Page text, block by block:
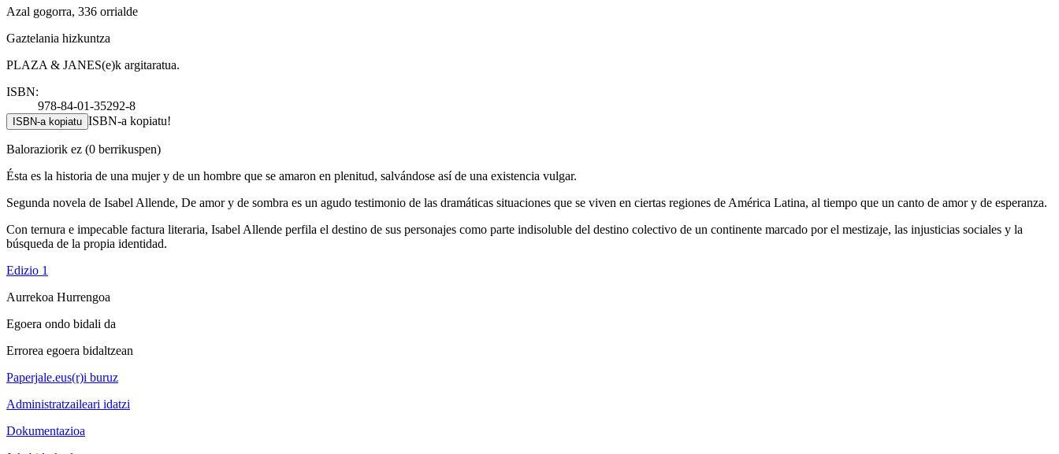
Azal gogorra, 336 orrialde
Gaztelania hizkuntza
PLAZA & JANES(e)k argitaratua.
ISBN:
978-84-01-35292-8
ISBN-a kopiatu ISBN-a kopiatu!
Baloraziorik ez (0 berrikuspen)
Ésta es la historia de una mujer y de un hombre que se amaron en plenitud, salvándose así de una existencia vulgar.
Segunda novela de Isabel Allende, De amor y de sombra es un agudo testimonio de las dramáticas situaciones que se viven en ciertas regiones de América Latina, al tiempo que un canto de amor y de esperanza.
Con ternura e impecable factura literaria, Isabel Allende perfila el destino de sus personajes como parte indisoluble del destino colectivo de un continente marcado por el mestizaje, las injusticias sociales y la
búsqueda de la propia identidad.
Edizio 1
Aurrekoa Hurrengoa
Egoera ondo bidali da
Errorea egoera bidaltzean
Paperjale.eus(r)i buruz
Administratzaileari idatzi
Dokumentazioa